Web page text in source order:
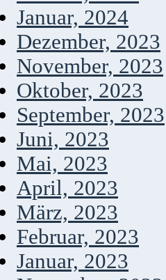
Januar, 2024
Dezember, 2023
November, 2023
Oktober, 2023
September, 2023
Juni, 2023
Mai, 2023
April, 2023
März, 2023
Februar, 2023
Januar, 2023